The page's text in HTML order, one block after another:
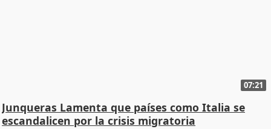
07:21
Junqueras Lamenta que países como Italia se
escandalicen por la crisis migratoria